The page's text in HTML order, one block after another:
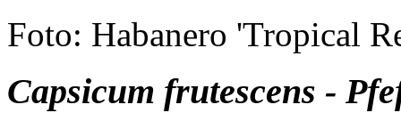
Foto: Habanero 'Tropical
Capsicum frutescens -